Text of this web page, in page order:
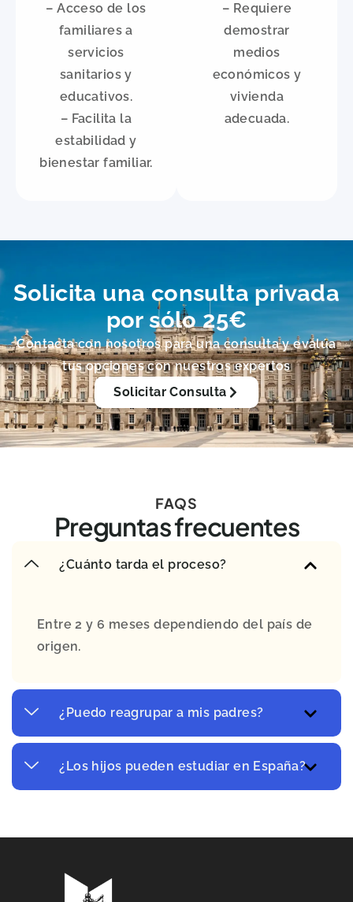
– Acceso de los
familiares a
servicios
sanitarios y
educativos.
– Facilita la
estabilidad y
bienestar familiar.
– Requiere
demostrar
medios
económicos y
vivienda
adecuada.
Solicita una consulta privada
por sólo 25€
Contacta con nosotros para una consulta y evalúa
tus opciones con nuestros expertos
Solicitar Consulta
¿Cuánto tarda el proceso?
Entre 2 y 6 meses dependiendo del país de
origen.
¿Puedo reagrupar a mis padres?
¿Los hijos pueden estudiar en España?
FAQS
Preguntas frecuentes